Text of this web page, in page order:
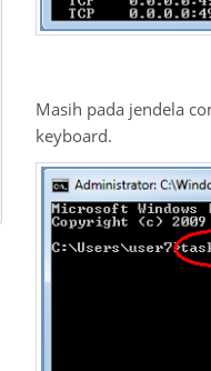
Masih pada jendela
keyboard.